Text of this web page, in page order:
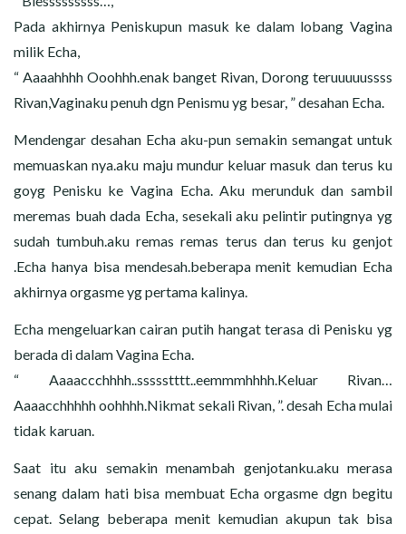
Pada akhirnya Peniskupun masuk ke dalam lobang Vagina
milik Echa,
“ Aaaahhhh Ooohhh.enak banget Rivan, Dorong teruuuuussss
Rivan,Vaginaku penuh dgn Penismu yg besar, ” desahan Echa.
Mendengar desahan Echa aku-pun semakin semangat untuk
memuaskan nya.aku maju mundur keluar masuk dan terus ku
goyg Penisku ke Vagina Echa. Aku merunduk dan sambil
meremas buah dada Echa, sesekali aku pelintir putingnya yg
sudah tumbuh.aku remas remas terus dan terus ku genjot
.Echa hanya bisa mendesah.beberapa menit kemudian Echa
akhirnya orgasme yg pertama kalinya.
Echa mengeluarkan cairan putih hangat terasa di Penisku yg
berada di dalam Vagina Echa.
“ Aaaaccchhhh..ssssstttt..eemmmhhhh.Keluar Rivan…
Aaaacchhhhh oohhhh.Nikmat sekali Rivan, ”. desah Echa mulai
tidak karuan.
Saat itu aku semakin menambah genjotanku.aku merasa
senang dalam hati bisa membuat Echa orgasme dgn begitu
cepat. Selang beberapa menit kemudian akupun tak bisa